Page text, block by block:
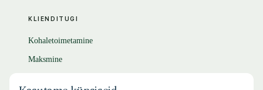
KLIENDITUGI
Kohaletoimetamine
Maksmine